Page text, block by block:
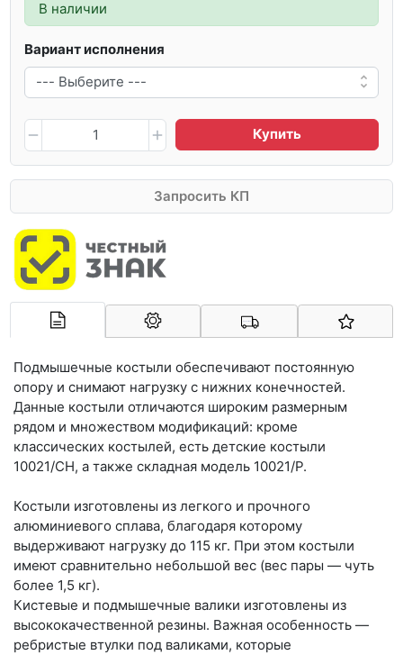
В наличии
Вариант исполнения
Купить
Запросить КП
Арконт-Мед
Подмышечные костыли обеспечивают постоянную
опору и снимают нагрузку с нижних конечностей.
Данные костыли отличаются широким размерным
рядом и множеством модификаций: кроме
классических костылей, есть детские костыли
10021/CH, а также складная модель 10021/P.
Костыли изготовлены из легкого и прочного
алюминиевого сплава, благодаря которому
выдерживают нагрузку до 115 кг. При этом костыли
имеют сравнительно небольшой вес (вес пары — чуть
более 1,5 кг).
Кистевые и подмышечные валики изготовлены из
высококачественной резины. Важная особенность —
ребристые втулки под валиками, которые